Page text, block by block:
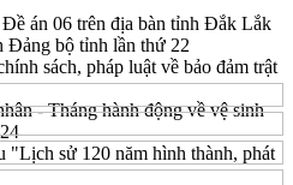
án 06 trên địa bàn tỉnh Đắk Lắk
Đảng bộ tỉnh lần thứ 22
sách, pháp luật về bảo đảm trật
- Tháng hành động về vệ sinh
"Lịch sử 120 năm hình thành, phát